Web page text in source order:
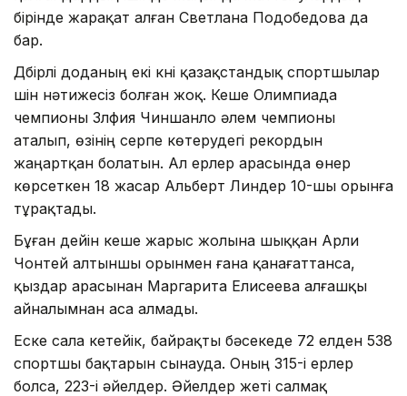
бірінде жарақат алған Светлана Подобедова да
бар.
Дүбірлі доданың екі күні қазақстандық спортшылар
үшін нәтижесіз болған жоқ. Кеше Олимпиада
чемпионы Зүлфия Чиншанло әлем чемпионы
аталып, өзінің серпе көтерудегі рекордын
жаңартқан болатын. Ал ерлер арасында өнер
көрсеткен 18 жасар Альберт Линдер 10-шы орынға
тұрақтады.
Бұған дейін кеше жарыс жолына шыққан Арли
Чонтей алтыншы орынмен ғана қанағаттанса,
қыздар арасынан Маргарита Елисеева алғашқы
айналымнан аса алмады.
Еске сала кетейік, байрақты бәсекеде 72 елден 538
спортшы бақтарын сынауда. Оның 315-і ерлер
болса, 223-і әйелдер. Әйелдер жеті салмақ